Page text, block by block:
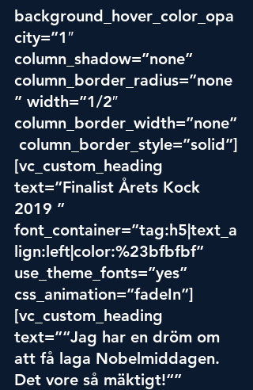
background_hover_color_opa
city=”1″
column_shadow=”none”
column_border_radius=”none
” width=”1/2″
column_border_width=”none”
column_border_style=”solid”]
[vc_custom_heading
text=”Finalist Årets Kock
2019 ”
font_container=”tag:h5|text_a
lign:left|color:%23bfbfbf”
use_theme_fonts=”yes”
css_animation=”fadeIn”]
[vc_custom_heading
text=”“Jag har en dröm om
att få laga Nobelmiddagen.
Det vore så mäktigt!“”